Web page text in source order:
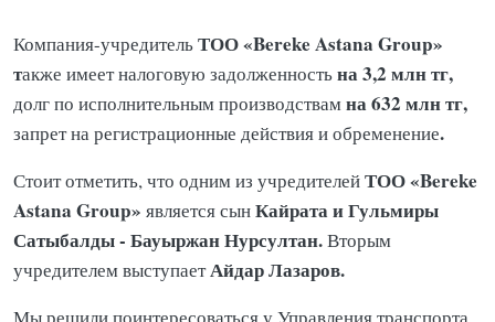
Компания-учредительТОО «Bereke Astana Group»
также имеет налоговую задолженностьна 3,2 млн тг,
долг по исполнительным производствамна 632 млн тг,
запрет на регистрационные действия и обременение.
Стоит отметить, что одним из учредителейТОО «Bereke
Astana Group» является сынКайрата и Гульмиры
Сатыбалды - Бауыржан Нурсултан.Вторым
учредителем выступаетАйдар Лазаров.